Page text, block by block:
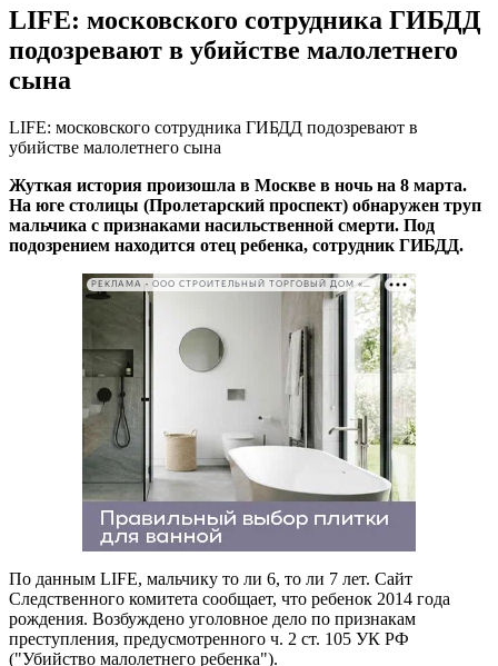
LIFE: московского сотрудника ГИБДД
подозревают в убийстве малолетнего
сына
LIFE: московского сотрудника ГИБДД подозревают в
убийстве малолетнего сына
Жуткая история произошла в Москве в ночь на 8 марта.
На юге столицы (Пролетарский проспект) обнаружен труп
мальчика с признаками насильственной смерти. Под
подозрением находится отец ребенка, сотрудник ГИБДД.
РЕКЛАМА • ООО СТРОИТЕЛЬНЫЙ ТОРГОВЫЙ ДОМ «ПЕТРОВИЧ». ИНН: 7802348846
По данным LIFE, мальчику то ли 6, то ли 7 лет. Сайт
Следственного комитета сообщает, что ребенок 2014 года
рождения. Возбуждено уголовное дело по признакам
преступления, предусмотренного ч. 2 ст. 105 УК РФ
("Убийство малолетнего ребенка").